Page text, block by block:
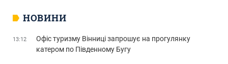
НОВИНИ
13:12
Офіс туризму Вінниці запрошує на прогулянку
катером по Південному Бугу